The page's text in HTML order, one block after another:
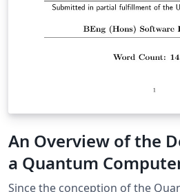
An Overview of the
a Quantum
Since the conception of the